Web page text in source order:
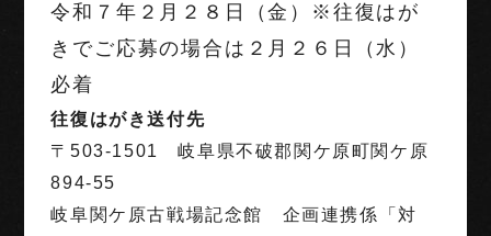
令和７年２月２８日（金）※往復はが
きでご応募の場合は２月２６日（水）
必着
往復はがき送付先
〒503-1501 岐阜県不破郡関ケ原町関ケ原
894-55
岐阜関ケ原古戦場記念館 企画連携係「対